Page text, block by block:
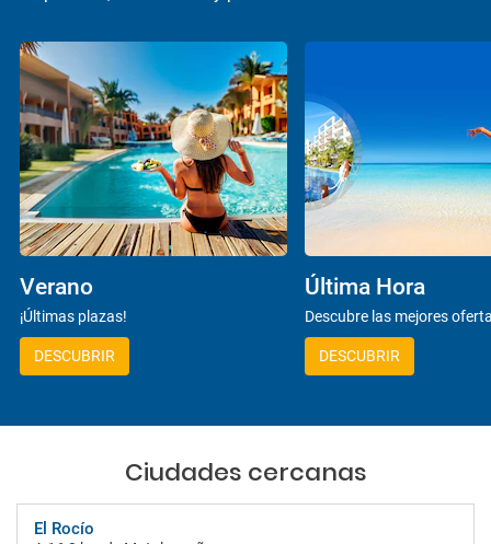
Verano
¡Últimas plazas!
DESCUBRIR
Última Hora
Descubre las mejores
DESCUBRIR
Ciudades cercanas
El Rocío